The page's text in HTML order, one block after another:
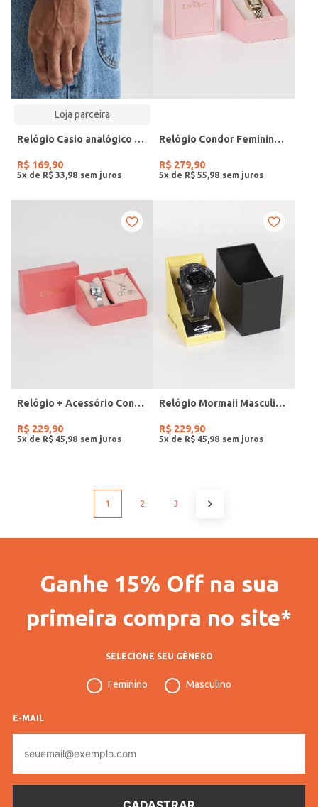
Loja parceira
Relógio Casio analógico MW-240-4BVDF-SC
R$ 169,90
5x de R$ 33 98
Relógio Condor Feminino DOURADO
R$ 279,90
5x de R$ 55 98
Relógio + Acessório Condor Feminino PRATA
R$ 229,90
5x de R$ 45 98
Relógio Mormaii Masculino PRETO
R$ 229,90
5x de R$ 45 98
1 2 3
Ganhe 15% Off na sua
primeira compra no site*
SELECIONE SEU GÊNERO
Feminino Masculino
E-MAIL
mail